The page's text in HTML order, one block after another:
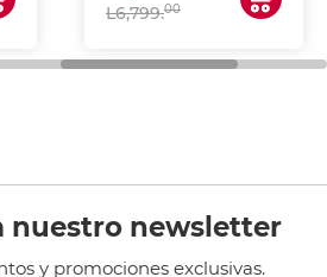
L6,799.00
nuestro newsletter
y promociones exclusivas.